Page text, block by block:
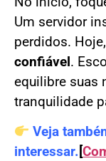
Um servidor
perdidos.
confiável .
equilibre suas
tranquilidade
Veja
interessar.